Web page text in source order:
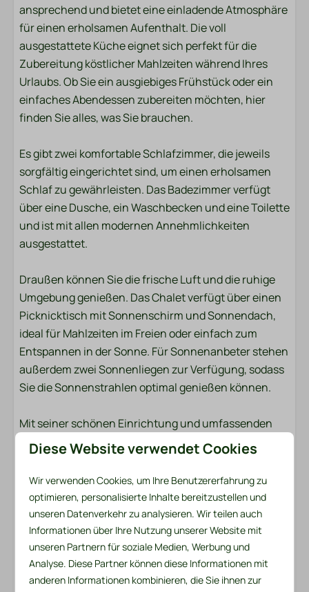
Schlafzimmer
Bettzeug
Unterhaltung
Smart-TV
Standort
Nachmittagssonne
Zentrale Lage
Abendsonne
Freistehend
Außenbereich
Garten
Gartenmöbel
Liegestühle
Sonnenschutz: Markise
Parken: 1
Sicherheit
Feuerlöscher
Rauchmelder
Heizung und Kühlung
Zentralheizung
ansprechend und bietet eine einladende Atmosphäre
für einen erholsamen Aufenthalt. Die voll
ausgestattete Küche eignet sich perfekt für die
Zubereitung köstlicher Mahlzeiten während Ihres
Urlaubs. Ob Sie ein ausgiebiges Frühstück oder ein
einfaches Abendessen zubereiten möchten, hier
finden Sie alles, was Sie brauchen.
Es gibt zwei komfortable Schlafzimmer, die jeweils
sorgfältig eingerichtet sind, um einen erholsamen
Schlaf zu gewährleisten. Das Badezimmer verfügt
über eine Dusche, ein Waschbecken und eine Toilette
und ist mit allen modernen Annehmlichkeiten
ausgestattet.
Draußen können Sie die frische Luft und die ruhige
Umgebung genießen. Das Chalet verfügt über einen
Picknicktisch mit Sonnenschirm und Sonnendach,
ideal für Mahlzeiten im Freien oder einfach zum
Entspannen in der Sonne. Für Sonnenanbeter stehen
außerdem zwei Sonnenliegen zur Verfügung, sodass
Sie die Sonnenstrahlen optimal genießen können.
Mit seiner schönen Einrichtung und umfassenden
Ausstattung bietet dieses Chalet einen perfekten
Ausgangspunkt für einen angenehmen und
erholsamen Urlaub. Kommen Sie und erleben Sie den
Komfort und die Ruhe dieses charmanten Chalets im
Herzen des Parks!
Bettwäsche und Handtücher liegen für Sie bereit
Das Bettwäschepaket pro Person enthält ein
Spannbettlaken, einen Bettbezug und einen
Diese Website verwendet Cookies
Wir verwenden Cookies, um Ihre Benutzererfahrung zu
optimieren, personalisierte Inhalte bereitzustellen und
unseren Datenverkehr zu analysieren. Wir teilen auch
Informationen über Ihre Nutzung unserer Website mit
unseren Partnern für soziale Medien, Werbung und
Analyse. Diese Partner können diese Informationen mit
anderen Informationen kombinieren, die Sie ihnen zur